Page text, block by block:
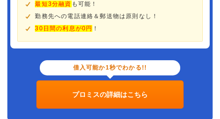
最短3分融資 も可能！
勤務先への電話連絡＆郵送物は原則なし！
30日間の利息が0円 ！
借入可能か1秒でわかる!!
プロミスの詳細はこちら